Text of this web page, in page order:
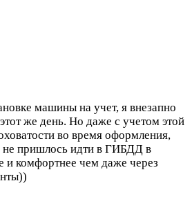
машины на учет, я внезапно
же день. Но даже с учетом этой
во время оформления,
не пришлось идти в ГИБДД в
и комфортнее чем даже через